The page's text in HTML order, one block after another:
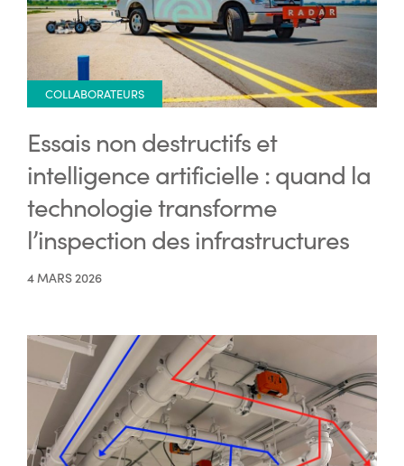
COLLABORATEURS
Essais non destructifs et
intelligence artificielle : quand la
technologie transforme
l’inspection des infrastructures
4 MARS 2026